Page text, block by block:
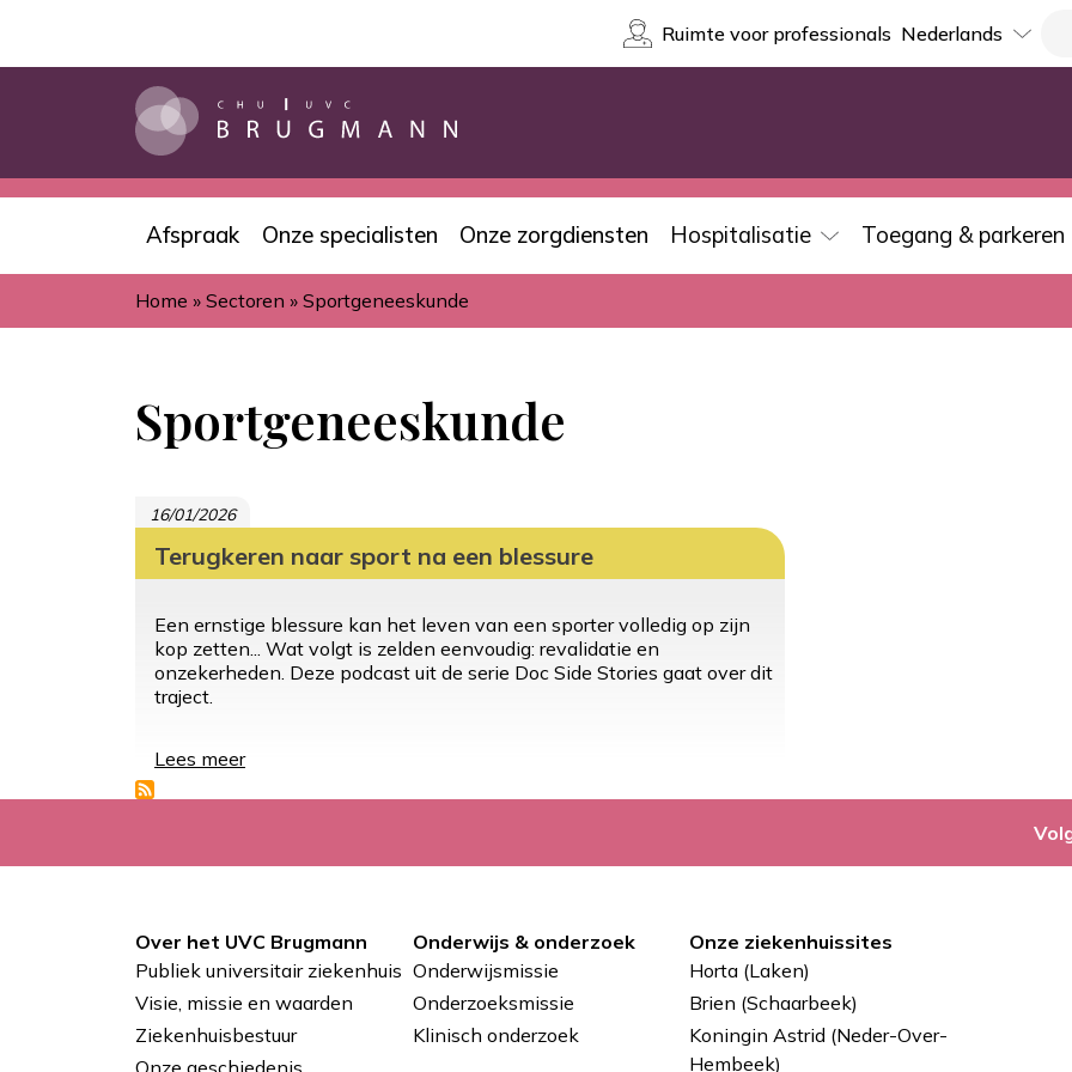
Ruimte voor professionals
Select
your
language
Navigation
principale
Afspraak Onze specialisten Onze zorgdiensten Hospitalisatie Toegang & parkeren
Kruimelpad
Home Sectoren Sportgeneeskunde
Sportgeneeskunde
16/01/2026
Terugkeren naar sport na een blessure
Een ernstige blessure kan het leven van een sporter volledig op zijn
kop zetten... Wat volgt is zelden eenvoudig: revalidatie en
onzekerheden. Deze podcast uit de serie Doc Side Stories gaat over dit
traject.
Lees meerover
naar
Pied
de
page
Over het UVC Brugmann
Publiek universitair ziekenhuis
Visie, missie en waarden
Ziekenhuisbestuur
Onderwijs & onderzoek
Onderwijsmissie
Onderzoeksmissie
Klinisch onderzoek
Onze ziekenhuissites
Horta (Laken)
Brien (Schaarbeek)
Koningin Astrid (Neder-Over-
Hembeek)